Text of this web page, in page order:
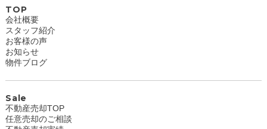
TOP
会社概要
スタッフ紹介
お客様の声
お知らせ
物件ブログ
Sale
不動産売却TOP
任意売却のご相談